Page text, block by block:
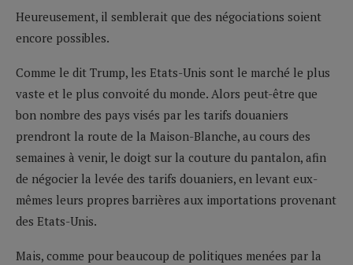
Heureusement, il semblerait que des négociations soient
encore possibles.
Comme le dit Trump, les Etats-Unis sont le marché le plus
vaste et le plus convoité du monde. Alors peut-être que
bon nombre des pays visés par les tarifs douaniers
prendront la route de la Maison-Blanche, au cours des
semaines à venir, le doigt sur la couture du pantalon, afin
de négocier la levée des tarifs douaniers, en levant eux-
mêmes leurs propres barrières aux importations provenant
des Etats-Unis.
Mais, comme pour beaucoup de politiques menées par la